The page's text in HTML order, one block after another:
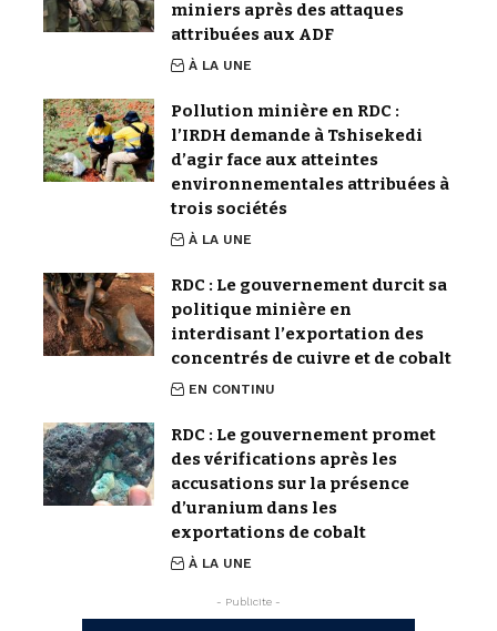
miniers après des attaques
attribuées aux ADF
À LA UNE
Pollution minière en RDC :
l’IRDH demande à Tshisekedi
d’agir face aux atteintes
environnementales attribuées à
trois sociétés
À LA UNE
RDC : Le gouvernement durcit sa
politique minière en
interdisant l’exportation des
concentrés de cuivre et de cobalt
EN CONTINU
RDC : Le gouvernement promet
des vérifications après les
accusations sur la présence
d’uranium dans les
exportations de cobalt
À LA UNE
- Publicite -